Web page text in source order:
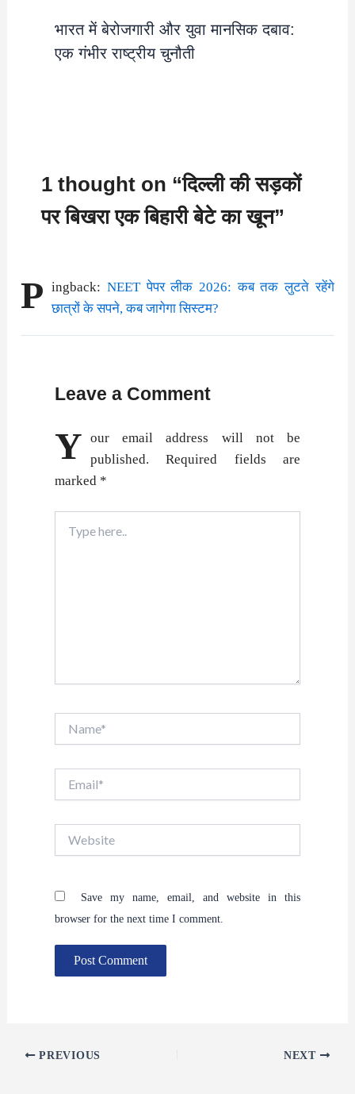
भारत में बेरोजगारी और युवा मानसिक दबाव:
एक गंभीर राष्ट्रीय चुनौती
1 thought on “दिल्ली की सड़कों
पर बिखरा एक बिहारी बेटे का खून”
P ingback: NEET पेपर लीक 2026: कब तक लुटते रहेंगे
छात्रों के सपने, कब जागेगा सिस्टम?
Leave a Comment
Y our email address will not be
published.
Required fields are
marked *
here..
Save my name, email, and website in this
browser for the next time I comment.
PREVIOUS NEXT